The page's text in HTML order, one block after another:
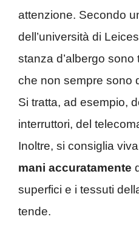
attenzione. Secondo
dell’università di
stanza d’albergo
che non sempre sono
Si tratta, ad esempio,
interruttori, del
Inoltre, si consiglia
mani accuratamente
superfici e i tessuti
tende.